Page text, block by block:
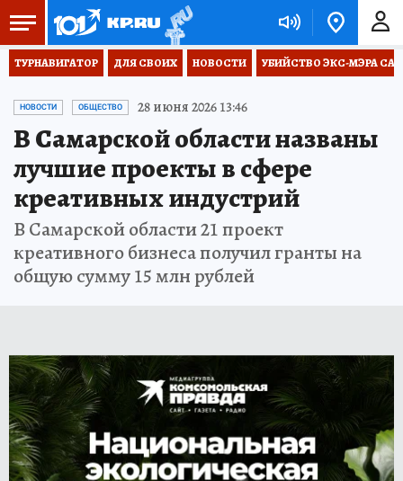
ТУРНАВИГАТОР ДЛЯ СВОИХ НОВОСТИ УБИЙСТВО ЭКС-МЭРА
НОВОСТИ ОБЩЕСТВО 28 июня 2026 13:46
В Самарской области названы
лучшие проекты в сфере
креативных индустрий
В Самарской области 21 проект
креативного бизнеса получил гранты на
общую сумму 15 млн рублей